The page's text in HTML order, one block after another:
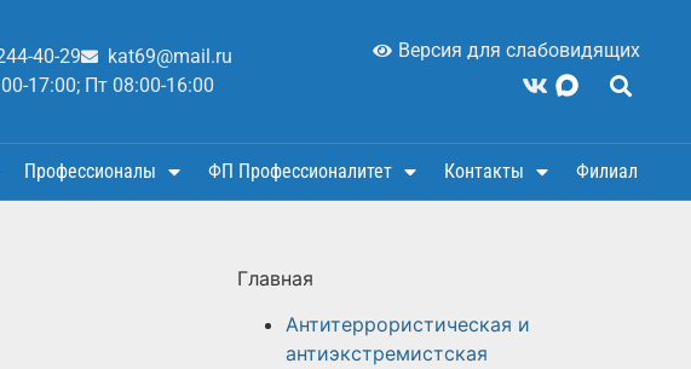
40-29
kat69@mail.ru
17:00; Пт 08:00-16:00
Версия для слабовидящих
Профессионалы ФП Профессионалитет Контакты Филиал
Главная
Антитеррористическая и
антиэкстремистская